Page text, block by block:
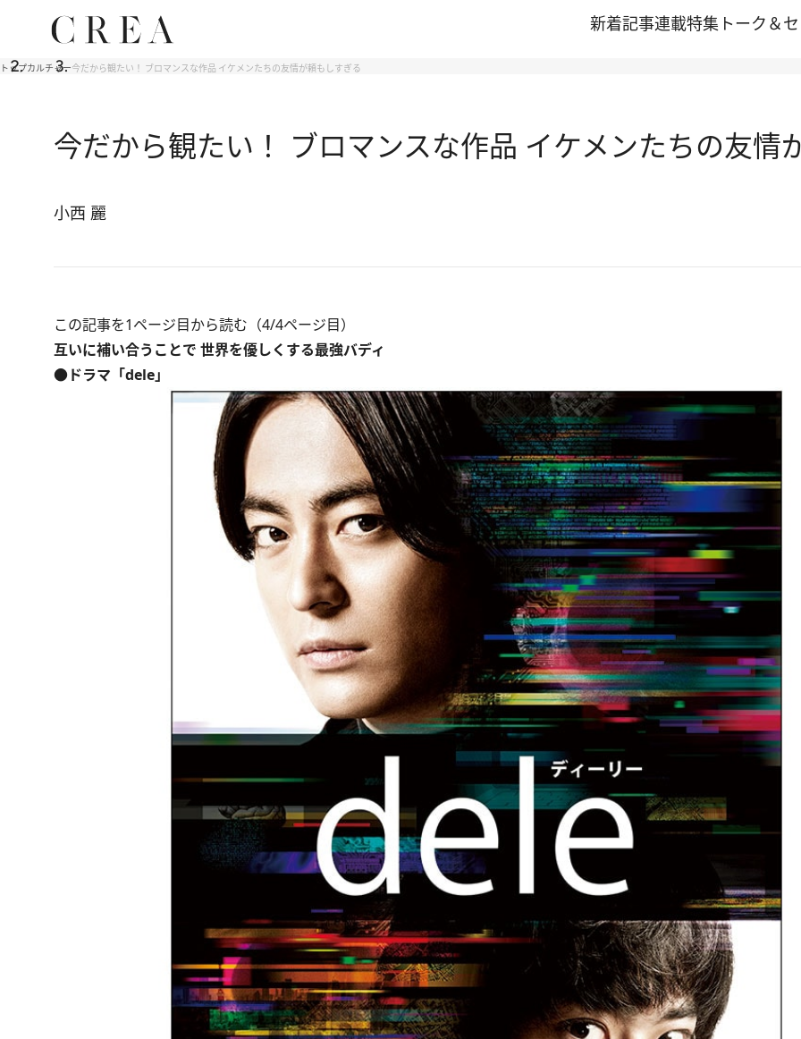
新着記事連載特集 トーク＆
トップカルチャー今だから観たい！ ブロマンスな作品 イケメンたちの友情が頼もしすぎる
今だから観たい！ ブロマンスな作品 イケメンたちの友情
小西 麗
この記事を1ページ目から読む（4/4ページ目）
互いに補い合うことで 世界を優しくする最強バディ
●ドラマ「dele」